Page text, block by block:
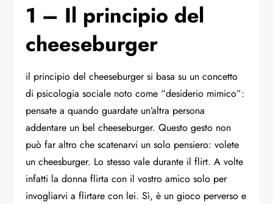
1 – Il principio del
cheeseburger
il principio del cheeseburger si basa su un concetto
di psicologia sociale noto come “desiderio mimico”:
pensate a quando guardate un’altra persona
addentare un bel cheeseburger. Questo gesto non
può far altro che scatenarvi un solo pensiero: volete
un cheesburger. Lo stesso vale durante il flirt. A volte
infatti la donna flirta con il vostro amico solo per
invogliarvi a flirtare con lei. Sì, è un gioco perverso e